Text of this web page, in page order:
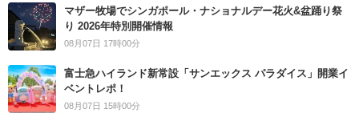
マザー牧場でシンガポール・ナショナルデー花火&盆踊り祭
り 2026年特別開催情報
08月07日 17時00分
富士急ハイランド新常設「サンエックス パラダイス」開業イ
ベントレポ！
08月07日 15時00分